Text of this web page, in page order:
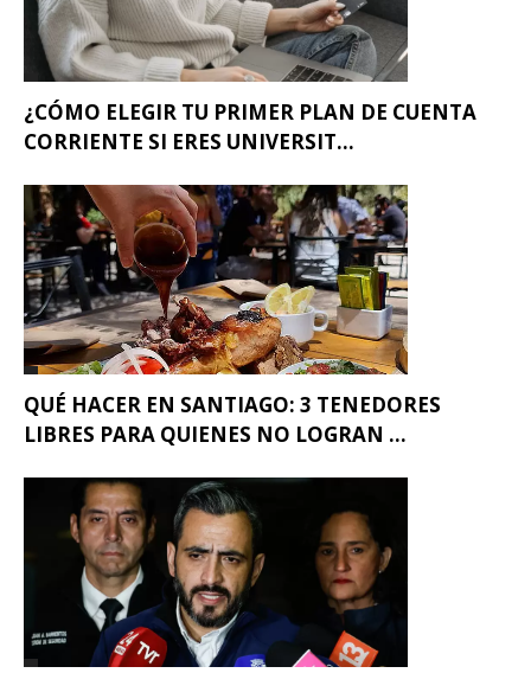
¿CÓMO ELEGIR TU PRIMER PLAN DE CUENTA
CORRIENTE SI ERES UNIVERSIT...
QUÉ HACER EN SANTIAGO: 3 TENEDORES
LIBRES PARA QUIENES NO LOGRAN ...